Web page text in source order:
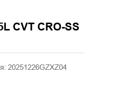
CVT CRO-SS
20251226GZXZ04